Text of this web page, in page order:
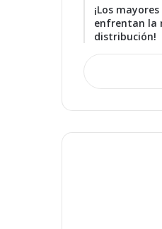
¡Los
enfrentan la
distribución!